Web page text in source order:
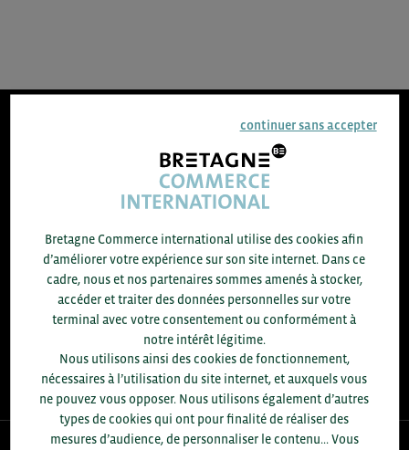
ACCOMPAGNEMENTS RÉALISÉS EN 2025
développement commercial, conseils réglementaires, réunions
+1.700 ENTREPRISES DIFFÉRENTES
accompagnées par notre équipe en 2025
96 % D'ENTREPRISES SATISFAITES
enquête réalisée auprès de 300 entreprises
continuer sans accepter
Bretagne Commerce international utilise des cookies afin
d’améliorer votre expérience sur son site internet. Dans ce
cadre, nous et nos partenaires sommes amenés à stocker,
accéder et traiter des données personnelles sur votre
terminal avec votre consentement ou conformément à
notre intérêt légitime.
Nous utilisons ainsi des cookies de fonctionnement,
nécessaires à l’utilisation du site internet, et auxquels vous
ne pouvez vous opposer. Nous utilisons également d’autres
types de cookies qui ont pour finalité de réaliser des
mesures d’audience, de personnaliser le contenu... Vous